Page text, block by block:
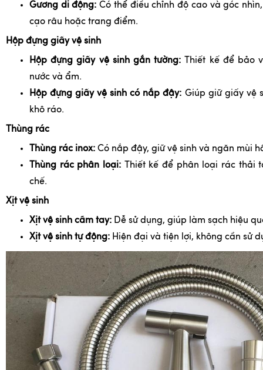
Gương di động: Có thể điều chỉnh độ cao và góc
cạo râu hoặc trang điểm.
Hộp đựng giấy vệ sinh
Hộp đựng giấy vệ sinh gắn tường: Thiết kế để bảo
nước và ẩm.
Hộp đựng giấy vệ sinh có nắp đậy: Giúp giữ giấy vệ
khô ráo.
Thùng rác
Thùng rác inox: Có nắp đậy, giữ vệ sinh và ngăn mùi
Thùng rác phân loại: Thiết kế để phân loại rác thải
chế.
Xịt vệ sinh
Xịt vệ sinh cầm tay: Dễ sử dụng, giúp làm sạch hiệu
Xịt vệ sinh tự động: Hiện đại và tiện lợi, không cần sử